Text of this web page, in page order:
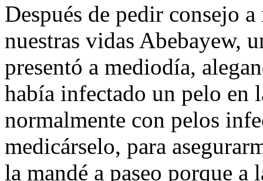
Después de pedir consejo
nuestras vidas Abebayew,
presentó a mediodía,
había infectado un pelo en
normalmente con pelos
medicárselo, para
la mandé a paseo porque a